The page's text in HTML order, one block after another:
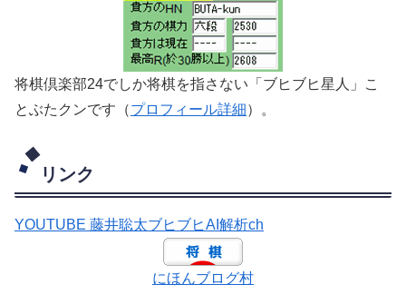
将棋倶楽部24でしか将棋を指さない「ブヒブヒ星人」こ
とぶたクンです（プロフィール詳細）。
リンク
YOUTUBE 藤井聡太ブヒブヒAI解析ch
にほんブログ村